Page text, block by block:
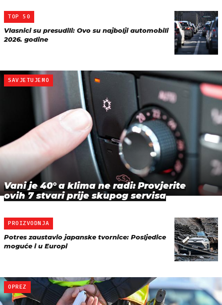
TOP 50
Vlasnici su presudili: Ovo su najbolji automobili
2026. godine
SAVJETUJEMO
Vani je 40° a klima ne radi: Provjerite
ovih 7 stvari prije skupog servisa
PROIZVODNJA
Potres zaustavio japanske tvornice: Posljedice
moguće i u Europi
OPREZ